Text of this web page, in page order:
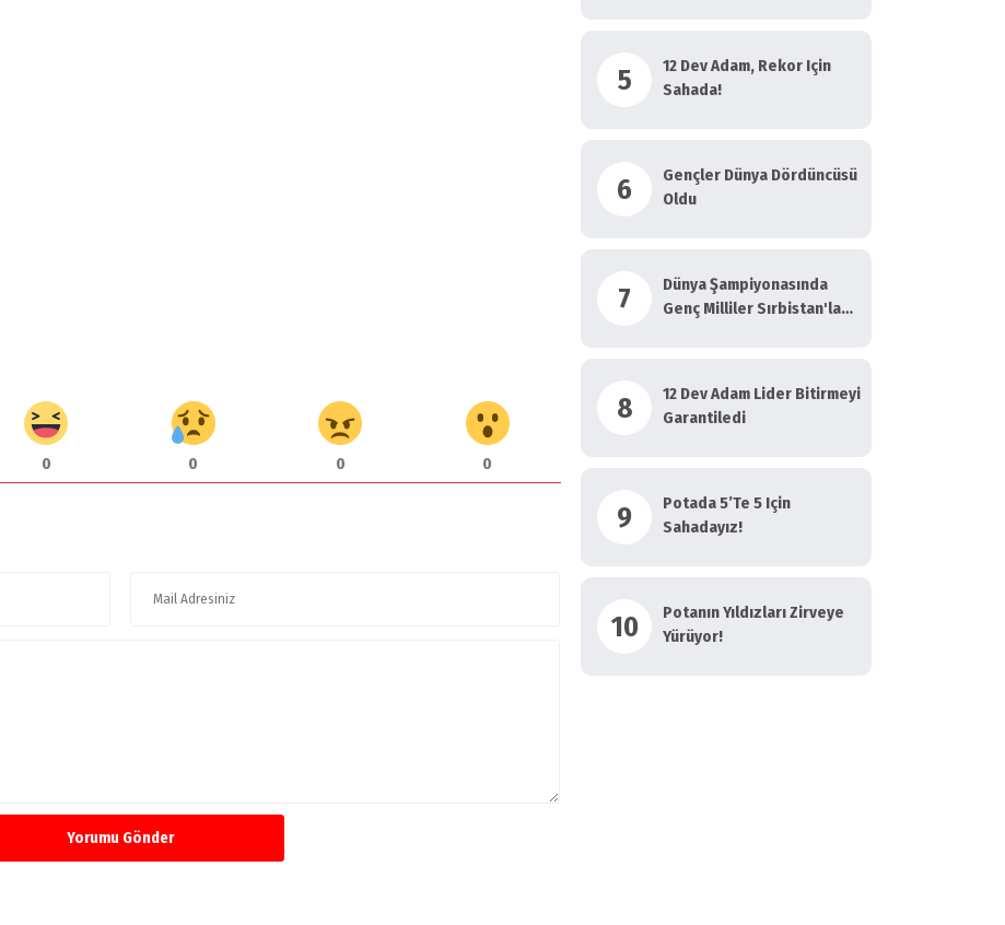
0 0 0 0
Yorumu Gönder
5
12 Dev Adam, Rekor Için
Sahada!
6
Gençler Dünya Dördüncüsü
Oldu
7
Dünya Şampiyonasında
Genç Milliler Sırbistan'la
8
12 Dev Adam Lider Bitirmeyi
Garantiledi
9
Potada 5’te 5 Için
Sahadayız!
10
Potanın Yıldızları Zirveye
Yürüyor!